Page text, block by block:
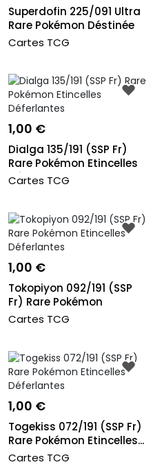
Superdofin 225/091 Ultra
Rare Pokémon Déstinée
de...
Cartes TCG
1,00 €
Dialga 135/191 (SSP Fr)
Rare Pokémon Etincelles
Dé...
Cartes TCG
1,00 €
Tokopiyon 092/191 (SSP
Fr) Rare Pokémon
Etincelles...
Cartes TCG
1,00 €
Togekiss 072/191 (SSP Fr)
Rare Pokémon Etincelles...
Cartes TCG